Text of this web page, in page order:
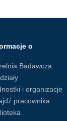
o
Badawcza
i organizacje
pracownika